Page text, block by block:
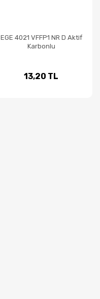
EGE 4021 VFFP1 NR D Aktif
Karbonlu
13,20 TL